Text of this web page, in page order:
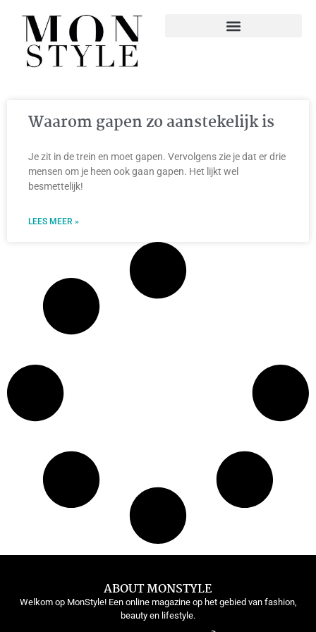
Waarom gapen zo aanstekelijk is
Je zit in de trein en moet gapen. Vervolgens zie je dat er drie
mensen om je heen ook gaan gapen. Het lijkt wel
besmettelijk!
LEES MEER »
ABOUT MONSTYLE
Welkom op MonStyle! Een online magazine op het gebied van fashion,
beauty en lifestyle.